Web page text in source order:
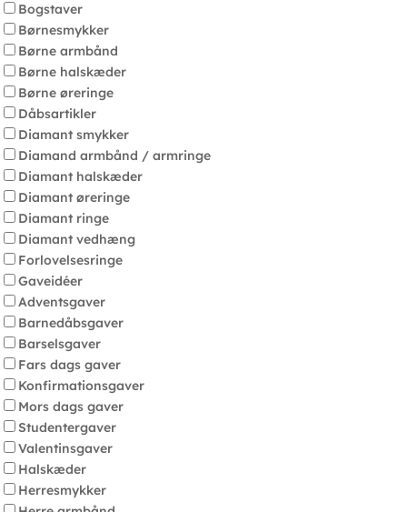
Bogstaver
Børnesmykker
Børne armbånd
Børne halskæder
Børne øreringe
Dåbsartikler
Diamant smykker
Diamand armbånd / armringe
Diamant halskæder
Diamant øreringe
Diamant ringe
Diamant vedhæng
Forlovelsesringe
Gaveidéer
Adventsgaver
Barnedåbsgaver
Barselsgaver
Fars dags gaver
Konfirmationsgaver
Mors dags gaver
Studentergaver
Valentinsgaver
Halskæder
Herresmykker